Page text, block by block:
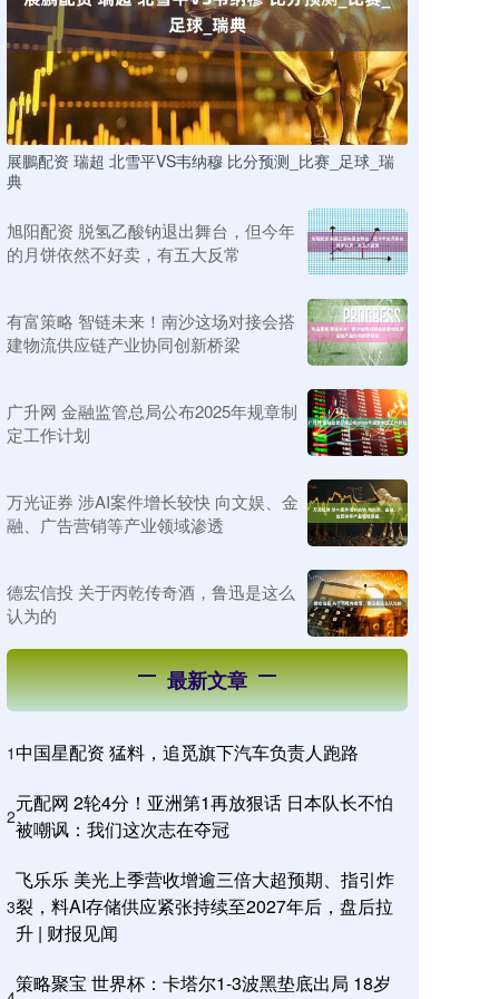
展鵬配资 瑞超 北雪平VS韦纳穆 比分预测_比赛_足球_瑞
典
旭阳配资 脱氢乙酸钠退出舞台，但今年
的月饼依然不好卖，有五大反常
有富策略 智链未来！南沙这场对接会搭
建物流供应链产业协同创新桥梁
广升网 金融监管总局公布2025年规章制
定工作计划
万光证券 涉AI案件增长较快 向文娱、金
融、广告营销等产业领域渗透
德宏信投 关于丙乾传奇酒，鲁迅是这么
认为的
最新文章
1中国星配资 猛料，追觅旗下汽车负责人跑路
2
元配网 2轮4分！亚洲第1再放狠话 日本队长不怕
被嘲讽：我们这次志在夺冠
3
飞乐乐 美光上季营收增逾三倍大超预期、指引炸
裂，料AI存储供应紧张持续至2027年后，盘后拉
升 | 财报见闻
策略聚宝 世界杯：卡塔尔1-3波黑垫底出局 18岁